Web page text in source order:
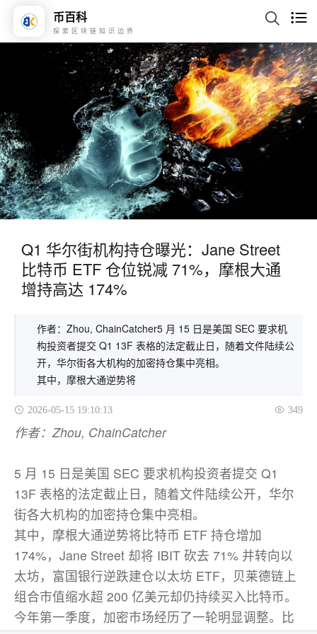
币百科
探索区块链知识边界
Q1 华尔街机构持仓曝光：Jane Street
比特币 ETF 仓位锐减 71%，摩根大通
增持高达 174%
作者：Zhou, ChainCatcher5 月 15 日是美国 SEC 要求机
构投资者提交 Q1 13F 表格的法定截止日，随着文件陆续公
开，华尔街各大机构的加密持仓集中亮相。
其中，摩根大通逆势将
2026-05-15 19:10:13 349
作者：Zhou, ChainCatcher
5 月 15 日是美国 SEC 要求机构投资者提交 Q1
13F 表格的法定截止日 ， 随着文件陆续公开，华尔
街各大机构的加密持仓集中亮相。
其中 ， 摩根大通逆势将比特币 ETF 持仓增加
174%，Jane Street 却将 IBIT 砍去 71% 并转向以
太坊，富国银行逆跌建仓以太坊 ETF，贝莱德链上
组合市值缩水超 200 亿美元却仍持续买入比特币。
今年第一季度，加密市场经历了一轮明显调整。比